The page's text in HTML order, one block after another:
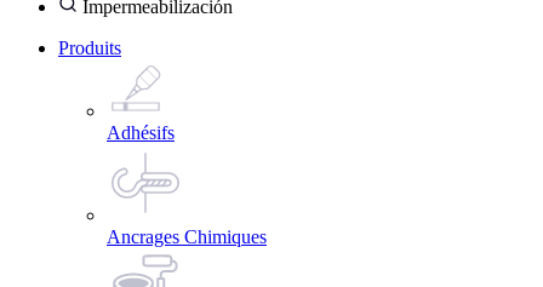
Impermeabilización
Produits
Adhésifs
Ancrages Chimiques